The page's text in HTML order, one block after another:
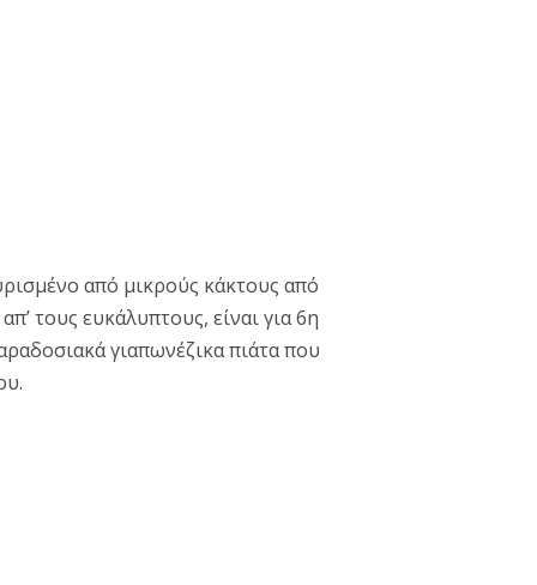
από μικρούς κάκτους από
τους ευκάλυπτους, είναι για 6η
γιαπωνέζικα πιάτα που